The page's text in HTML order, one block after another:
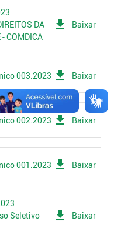
DA
- COMDICA
get_app Baixar
003.2023 get_app Baixar
002.2023 get_app Baixar
001.2023 get_app Baixar
Seletivo
get_app Baixar